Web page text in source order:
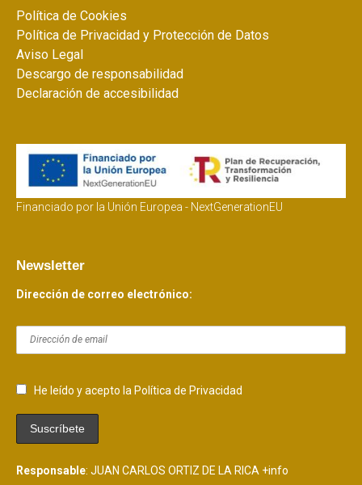
Política de Cookies
Política de Privacidad y Protección de Datos
Aviso Legal
Descargo de responsabilidad
Declaración de accesibilidad
Financiado por la Unión Europea - NextGenerationEU
Newsletter
Dirección de correo electrónico:
He leído y acepto la Política de Privacidad
Responsable: JUAN CARLOS ORTIZ DE LA RICA +info